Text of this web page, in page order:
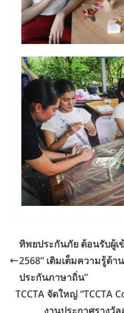
ทิพยประกันภัย ต้อนรับผู้เ
2568” เติมเต็มความรู้ด้
ประกันภาษาถิ่น”
TCCTA จัดใหญ่ “TCCTA